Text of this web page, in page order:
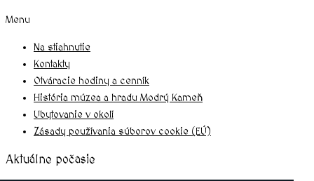
Menu
Na stiahnutie
Kontakty
Otváracie hodiny a cenník
História múzea a hradu Modrý Kameň
Ubytovanie v okolí
Zásady používania súborov cookie (EÚ)
Aktuálne počasie